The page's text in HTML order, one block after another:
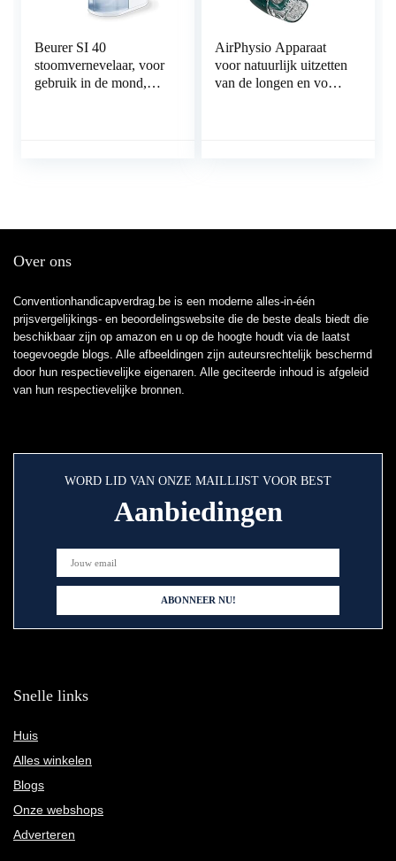
Beurer SI 40
stoomvernevelaar, voor
gebruik in de mond,
AirPhysio Apparaat
voor natuurlijk uitzetten
van de longen en voor
Over ons
Conventionhandicapverdrag.be is een moderne alles-in-één
prijsvergelijkings- en beoordelingswebsite die de beste deals biedt die
beschikbaar zijn op amazon en u op de hoogte houdt via de laatst
toegevoegde blogs. Alle afbeeldingen zijn auteursrechtelijk beschermd
door hun respectievelijke eigenaren. Alle geciteerde inhoud is afgeleid
van hun respectievelijke bronnen.
WORD LID VAN ONZE MAILLIJST VOOR BEST
Aanbiedingen
Snelle links
Huis
Alles winkelen
Blogs
Onze webshops
Adverteren